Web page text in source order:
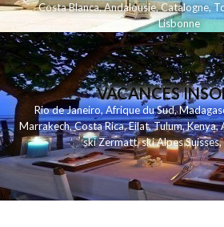
Costa Blanca,Andalousie,Catalogne,
Lisbonne
VACANCES
Rio de Janeiro,Afrique du Sud,
Marrakech,Costa Rica,Eilat,Tulum,Kenya,
ski Zermatt,ski Alpes Suisses,